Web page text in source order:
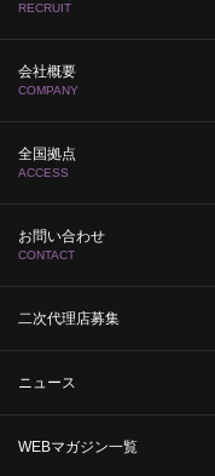
RECRUIT
会社概要
COMPANY
全国拠点
ACCESS
お問い合わせ
CONTACT
二次代理店募集
ニュース
WEBマガジン一覧